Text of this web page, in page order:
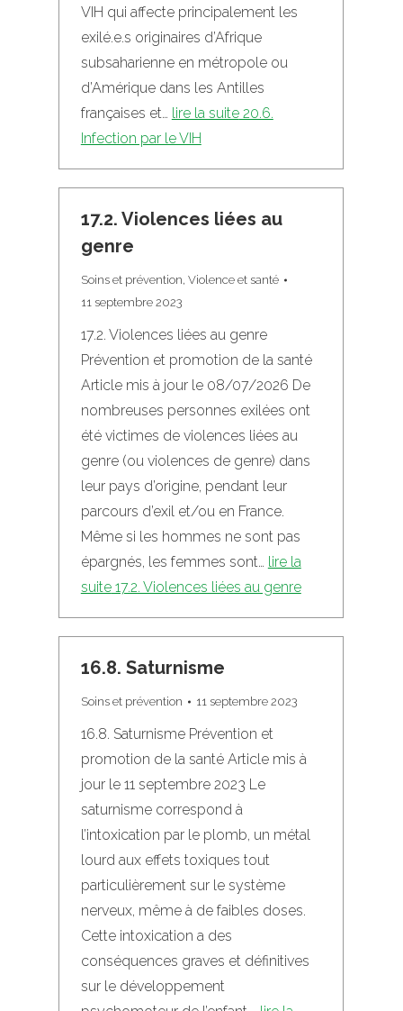
VIH qui affecte principalement les
exilé.e.s originaires d’Afrique
subsaharienne en métropole ou
d’Amérique dans les Antilles
françaises et… lire la suite20.6.
Infection par le VIH
17.2. Violences liées au
genre
Soins et prévention, Violence et santé
11 septembre 2023
17.2. Violences liées au genre
Prévention et promotion de la santé
Article mis à jour le 08/07/2026 De
nombreuses personnes exilées ont
été victimes de violences liées au
genre (ou violences de genre) dans
leur pays d’origine, pendant leur
parcours d’exil et/ou en France.
Même si les hommes ne sont pas
épargnés, les femmes sont… lire la
suite17.2. Violences liées au genre
16.8. Saturnisme
Soins et prévention 11 septembre 2023
16.8. Saturnisme Prévention et
promotion de la santé Article mis à
jour le 11 septembre 2023 Le
saturnisme correspond à
l’intoxication par le plomb, un métal
lourd aux effets toxiques tout
particulièrement sur le système
nerveux, même à de faibles doses.
Cette intoxication a des
conséquences graves et définitives
sur le développement